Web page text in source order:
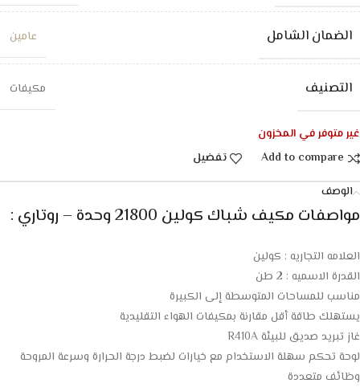
الضمان الشامل عامين
التصنيف مكيفات
غير متوفر في المخزون
Add to compare
تفضيل
الوصف
مواصفات مكيف شباك كولين 21800 وحدة – روتاري :
العلامه التجاريه : كولين
القدرة الاسميه : 2 طن
مناسب للمساحات المتوسطة إلى الكبيرة
يستهلك طاقة أقل مقارنة بمكيفات الهواء التقليدية
غاز تبريد صديق للبيئة R410A
لوحة تحكم سهلة الاستخدام مع خيارات لضبط درجة الحرارة وسرعة المروحة
وظائف متعددة